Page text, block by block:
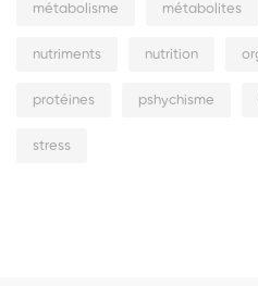
métabolisme métabolites
nutriments nutrition
protéines pshychisme
stress